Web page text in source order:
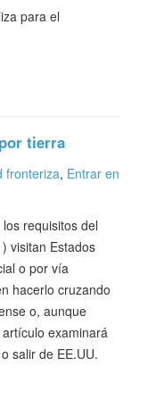
para el
tierra
fronteriza, Entrar en
requisitos del
visitan Estados
o por vía
hacerlo cruzando
o, aunque
examinará
salir de EE.UU.